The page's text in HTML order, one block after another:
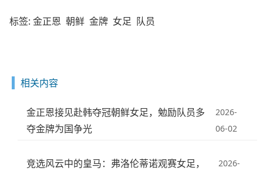
标签: 金正恩 朝鲜 金牌 女足 队员
相关内容
金正恩接见赴韩夺冠朝鲜女足，勉励队员多
夺金牌为国争光
2026-
06-02
竞选风云中的皇马：弗洛伦蒂诺观赛女足，
2026-